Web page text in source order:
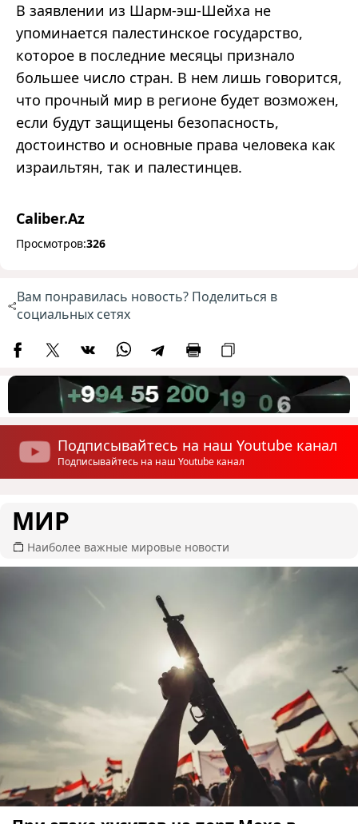
В заявлении из Шарм-эш-Шейха не
упоминается палестинское государство,
которое в последние месяцы признало
большее число стран. В нем лишь говорится,
что прочный мир в регионе будет возможен,
если будут защищены безопасность,
достоинство и основные права человека как
израильтян, так и палестинцев.
Caliber.Az
Просмотров:326
Вам понравилась новость? Поделиться в
социальных сетях
Подписывайтесь на наш Youtube канал
Подписывайтесь на наш Youtube канал
МИР
Наиболее важные мировые новости